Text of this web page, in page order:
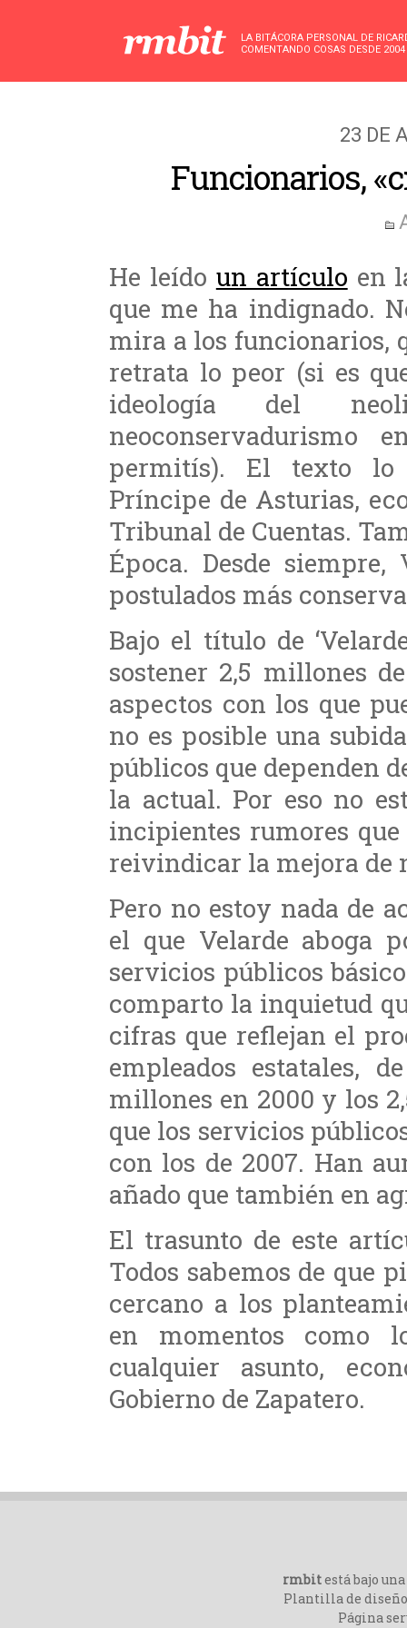
LA BITÁCORA PERSONAL DE
COMENTANDO COSAS DESDE 2004
23 DE
Funcionarios,
He leído un artículo en
que me ha indignado.
mira a los funcionarios,
retrata lo peor (si es
ideología del
permitís). El texto
Príncipe de Asturias,
Tribunal de Cuentas.
Época. Desde
postulados más
Bajo el título de
sostener 2,5 millones
aspectos con los que
no es posible una
públicos que dependen
la actual. Por eso no
incipientes rumores
reivindicar la mejora de
Pero no estoy nada de
el que Velarde aboga
servicios públicos
comparto la inquietud
cifras que reflejan el
empleados estatales,
millones en 2000 y los
que los servicios
con los de 2007. Han
añado que también en
El trasunto de este
Todos sabemos de que
cercano a los
en momentos como
cualquier asunto,
Gobierno de Zapatero.
rmbitestá bajo una
Plantilla de
Página